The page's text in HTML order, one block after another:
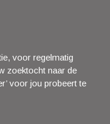
voor regelmatig
zoektocht naar de
voor jou probeert te